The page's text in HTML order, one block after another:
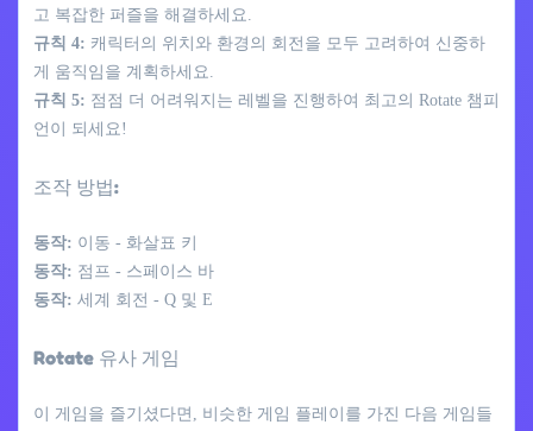
고 복잡한 퍼즐을 해결하세요.
규칙 4: 캐릭터의 위치와 환경의 회전을 모두 고려하여 신중하
게 움직임을 계획하세요.
규칙 5: 점점 더 어려워지는 레벨을 진행하여 최고의 Rotate 챔피
언이 되세요!
조작 방법:
동작: 이동 - 화살표 키
동작: 점프 - 스페이스 바
동작: 세계 회전 - Q 및 E
Rotate 유사 게임
이 게임을 즐기셨다면, 비슷한 게임 플레이를 가진 다음 게임들